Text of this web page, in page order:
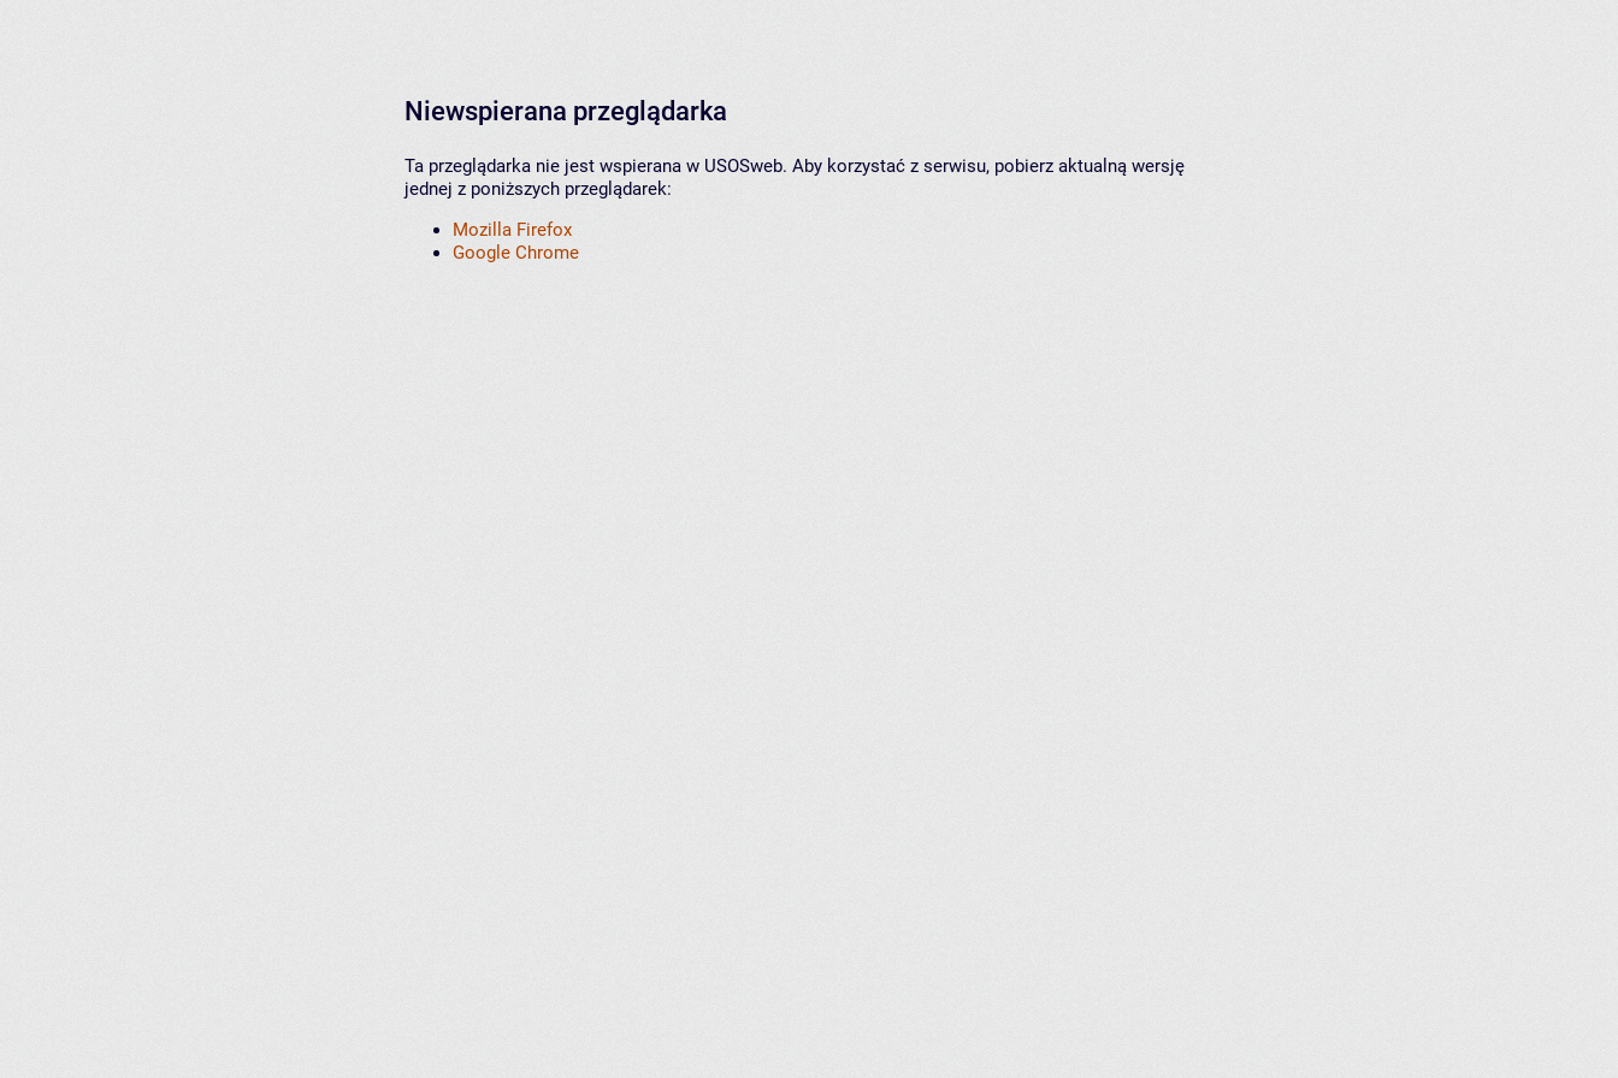
Niewspierana przeglądarka
Ta przeglądarka nie jest wspierana w USOSweb. Aby korzystać z serwisu, pobierz aktualną wersję
jednej z poniższych przeglądarek:
Mozilla Firefox
Google Chrome